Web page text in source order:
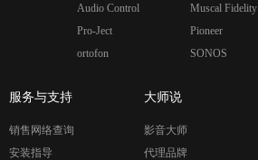
Audio Control
Pro-Ject
ortofon
Muscal Fidelity
Pioneer
SONOS
服务与支持
销售网络查询
安装指导
大师说
影音大师
代理品牌